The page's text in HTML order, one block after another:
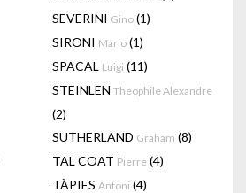
SEVERINI Gino (1)
SIRONI Mario (1)
SPACAL Luigi (11)
STEINLEN Theophile Alexandre
(2)
SUTHERLAND Graham (8)
TAL COAT Pierre (4)
TÀPIES Antoni (4)